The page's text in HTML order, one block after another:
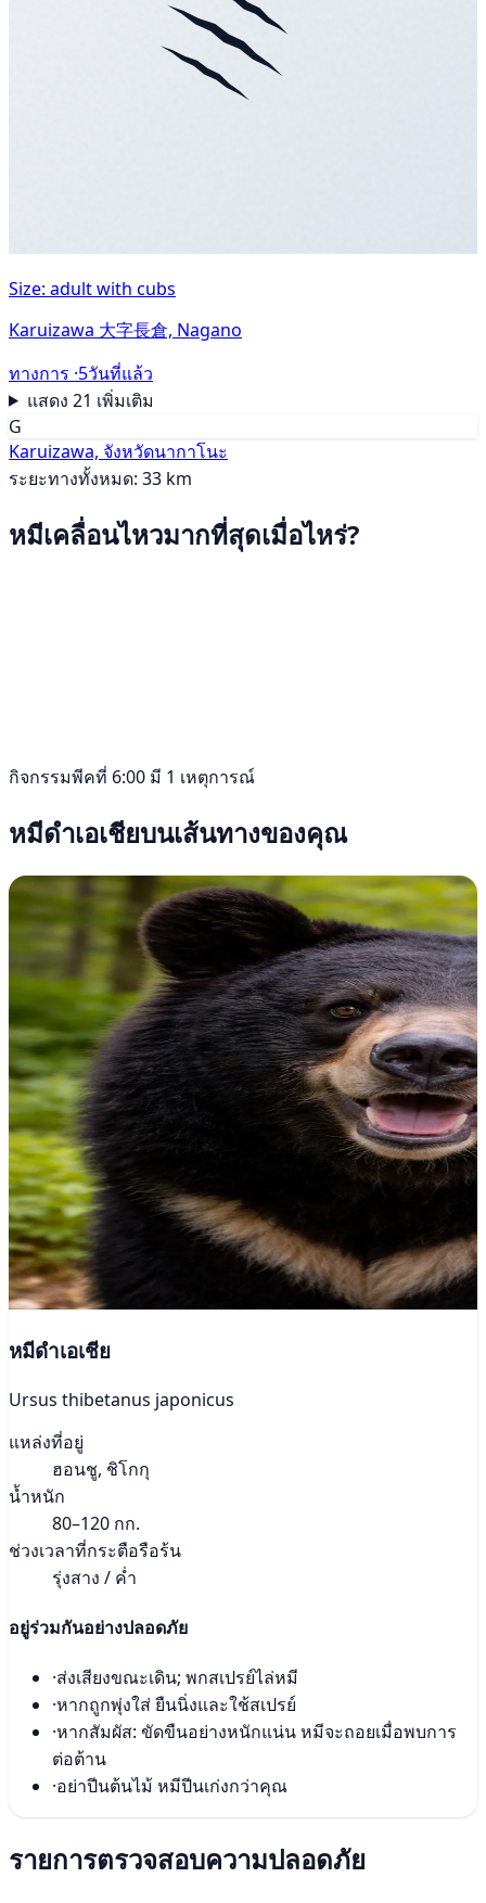
Size: adult with cubs
Karuizawa 大字長倉, Nagano
ทางการ ·5วันที่แล้ว
แสดง 21 เพิ่มเติม
G
Karuizawa, จังหวัดนากาโนะ
ระยะทางทั้งหมด: 33 km
หมีเคลื่อนไหวมากที่สุดเมื่อไหร่?
กิจกรรมพีคที่ 6:00 มี 1 เหตุการณ์
หมีดำเอเชียบนเส้นทางของคุณ
หมีดำเอเชีย
Ursus thibetanus japonicus
แหล่งที่อยู่
ฮอนชู, ชิโกกุ
น้ำหนัก
80–120 กก.
ช่วงเวลาที่กระตือรือร้น
รุ่งสาง / ค่ำ
อยู่ร่วมกันอย่างปลอดภัย
·ส่งเสียงขณะเดิน; พกสเปรย์ไล่หมี
·หากถูกพุ่งใส่ ยืนนิ่งและใช้สเปรย์
·หากสัมผัส: ขัดขืนอย่างหนักแน่น หมีจะถอยเมื่อพบการ
ต่อต้าน
·อย่าปีนต้นไม้ หมีปีนเก่งกว่าคุณ
รายการตรวจสอบความปลอดภัย